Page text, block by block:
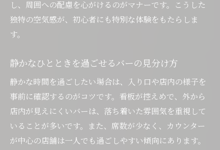
し、周囲への配慮を心がけるのがマナーです。こうした
独特の空気感が、初心者にも特別な体験をもたらしま
す。
静かなひとときを過ごせるバーの見分け方
静かな時間を過ごしたい場合は、入り口や店内の様子を
事前に確認するのがコツです。看板が控えめで、外から
店内が見えにくいバーは、落ち着いた雰囲気を重視して
いることが多いです。また、席数が少なく、カウンター
が中心の店舗は一人でも過ごしやすい傾向にあります。